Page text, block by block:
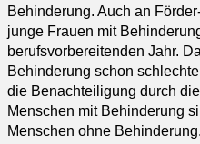
Behinderung. Auch an
junge Frauen mit
berufsvorbereitenden Jahr.
Behinderung schon
die Benachteiligung durch
Menschen mit Behinderung
Menschen ohne Behinderung.